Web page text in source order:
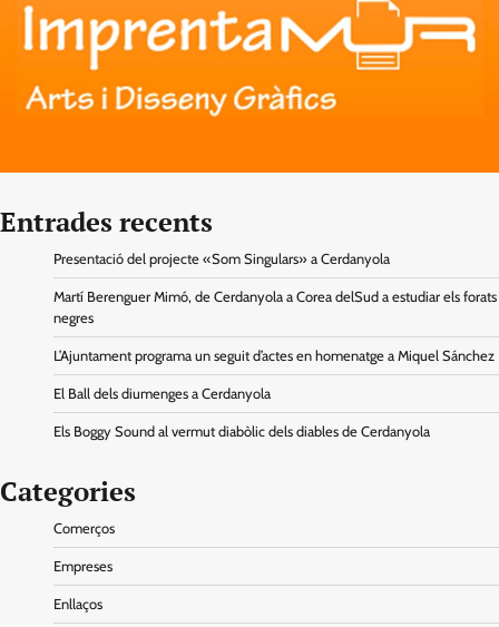
Entrades recents
Presentació del projecte «Som Singulars» a Cerdanyola
Martí Berenguer Mimó, de Cerdanyola a Corea delSud a estudiar els forats
negres
L’Ajuntament programa un seguit d’actes en homenatge a Miquel Sánchez
El Ball dels diumenges a Cerdanyola
Els Boggy Sound al vermut diabòlic dels diables de Cerdanyola
Categories
Comerços
Empreses
Enllaços